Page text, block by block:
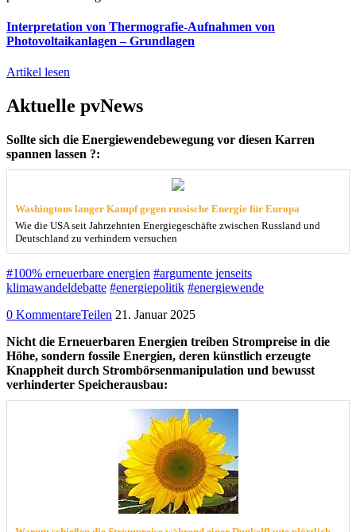
Interpretation von Thermografie-Aufnahmen von
Photovoltaikanlagen – Grundlagen
Artikel lesen
Aktuelle pvNews
Sollte sich die Energiewendebewegung vor diesen Karren
spannen lassen ?:
Washingtons langer Kampf gegen russische Energie für Europa
Wie die USA seit Jahrzehnten Energiegeschäfte zwischen Russland und
Deutschland zu verhindern versuchen
#100% erneuerbare energien #argumente jenseits
klimawandeldebatte #energiepolitik #energiewende
0 KommentareTeilen 21. Januar 2025
Nicht die Erneuerbaren Energien treiben Strompreise in die
Höhe, sondern fossile Energien, deren künstlich erzeugte
Knappheit durch Strombörsenmanipulation und bewusst
verhinderter Speicherausbau: